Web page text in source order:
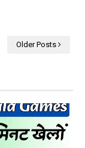
Older Posts